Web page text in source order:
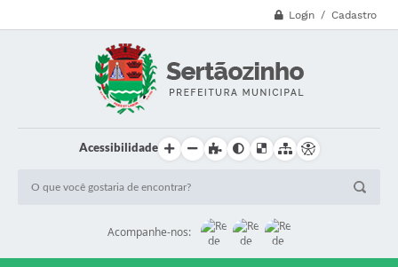
Login / Cadastro
Acessibilidade
Acompanhe-nos: